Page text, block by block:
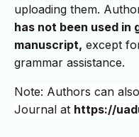
uploading them.
has not been used in
manuscript, except
grammar assistance.
Note: Authors can
Journal at https://